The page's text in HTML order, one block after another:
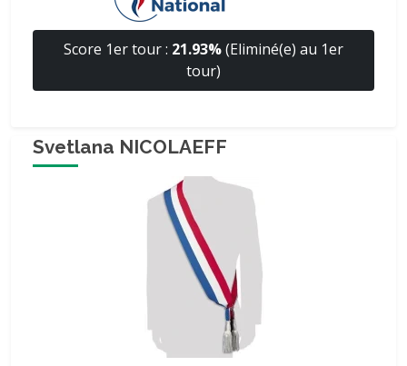
Score 1er tour : 21.93%(Eliminé(e) au 1er
tour)
Svetlana NICOLAEFF